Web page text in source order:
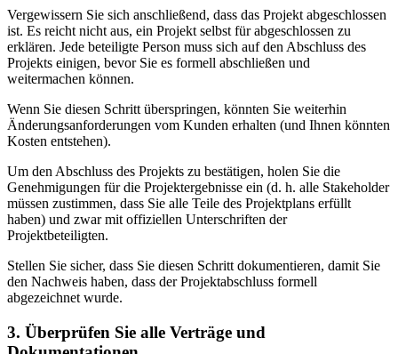
Vergewissern Sie sich anschließend, dass das Projekt abgeschlossen
ist. Es reicht nicht aus, ein Projekt selbst für abgeschlossen zu
erklären. Jede beteiligte Person muss sich auf den Abschluss des
Projekts einigen, bevor Sie es formell abschließen und
weitermachen können.
Wenn Sie diesen Schritt überspringen, könnten Sie weiterhin
Änderungsanforderungen vom Kunden erhalten (und Ihnen könnten
Kosten entstehen).
Um den Abschluss des Projekts zu bestätigen, holen Sie die
Genehmigungen für die Projektergebnisse ein (d. h. alle Stakeholder
müssen zustimmen, dass Sie alle Teile des Projektplans erfüllt
haben) und zwar mit offiziellen Unterschriften der
Projektbeteiligten.
Stellen Sie sicher, dass Sie diesen Schritt dokumentieren, damit Sie
den Nachweis haben, dass der Projektabschluss formell
abgezeichnet wurde.
3. Überprüfen Sie alle Verträge und